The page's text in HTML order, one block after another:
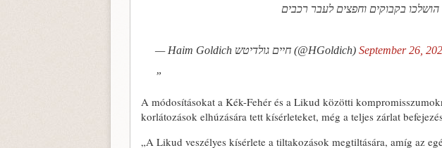
בקבוקים וחפצים לעבר רכבים
— Haim Goldich חיים גולדיטש (@HGoldich) September 26,
A módosításokat a Kék-Fehér és a Likud közötti
korlátozások elhúzására tett kísérleteket, még a teljes zárlat
„A Likud veszélyes kísérlete a tiltakozások megtiltására, amíg az